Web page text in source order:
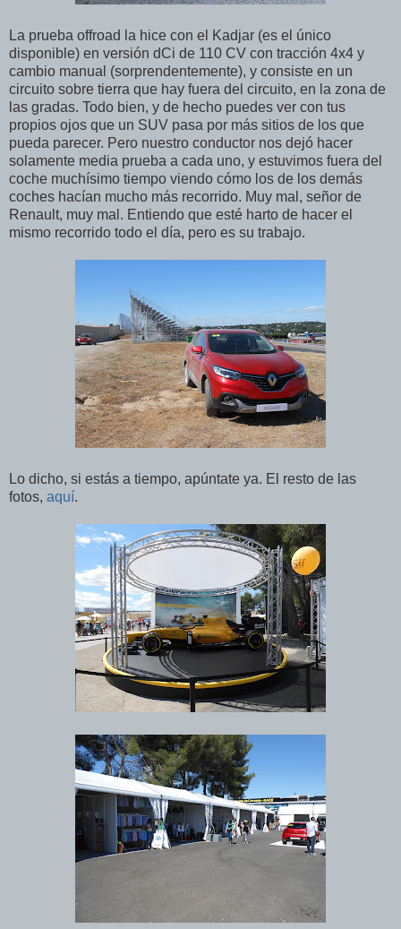
La prueba offroad la hice con el Kadjar (es el único
disponible) en versión dCi de 110 CV con tracción 4x4 y
cambio manual (sorprendentemente), y consiste en un
circuito sobre tierra que hay fuera del circuito, en la zona de
las gradas. Todo bien, y de hecho puedes ver con tus
propios ojos que un SUV pasa por más sitios de los que
pueda parecer. Pero nuestro conductor nos dejó hacer
solamente media prueba a cada uno, y estuvimos fuera del
coche muchísimo tiempo viendo cómo los de los demás
coches hacían mucho más recorrido. Muy mal, señor de
Renault, muy mal. Entiendo que esté harto de hacer el
mismo recorrido todo el día, pero es su trabajo.
Lo dicho, si estás a tiempo, apúntate ya. El resto de las
fotos, aquí.